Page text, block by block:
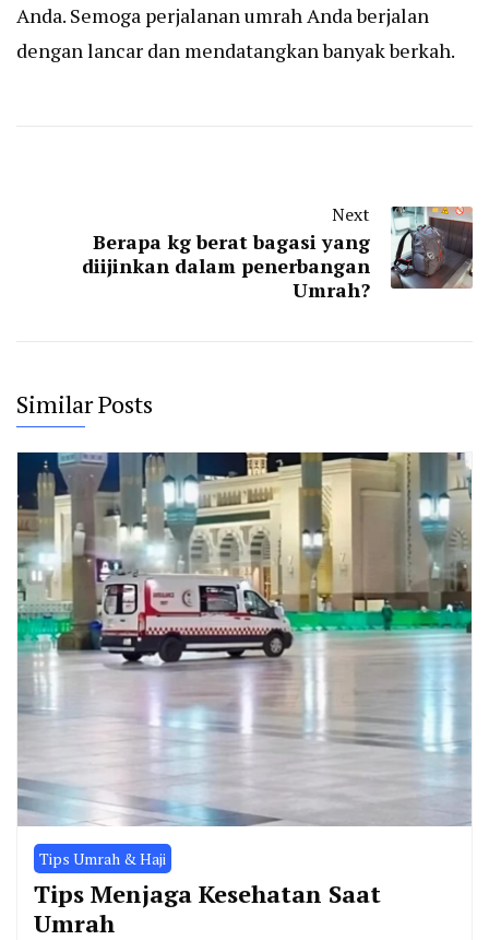
Anda. Semoga perjalanan umrah Anda berjalan
dengan lancar dan mendatangkan banyak berkah.
Next
Berapa kg berat bagasi yang
diijinkan dalam penerbangan
Umrah?
Similar Posts
Tips Umrah & Haji
Tips Menjaga Kesehatan Saat
Umrah